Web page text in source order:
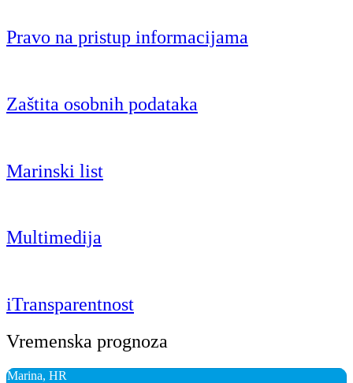
Pravo na pristup informacijama
Zaštita osobnih podataka
Marinski list
Multimedija
iTransparentnost
Vremenska prognoza
Marina, HR